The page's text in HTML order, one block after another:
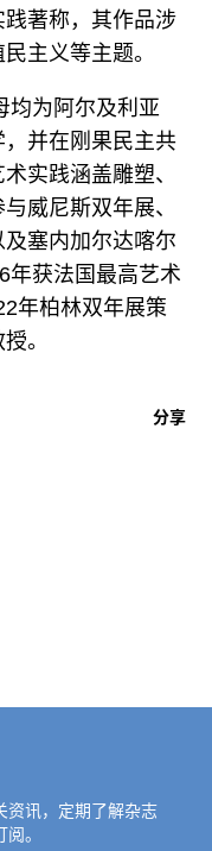
著称，其作品涉
主义等主题。
均为阿尔及利亚
并在刚果民主共
实践涵盖雕塑、
威尼斯双年展、
及塞内加尔达喀尔
年获法国最高艺术
年柏林双年展策
。
分享
资讯，定期了解杂志
。